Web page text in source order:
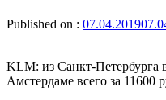
Published on : 07.04.2019
KLM: из Санкт-Петербурга
Амстердаме всего за 11600